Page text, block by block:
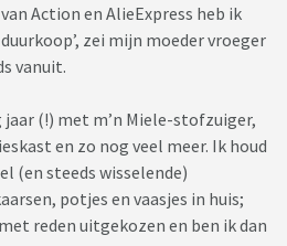
Action en AlieExpress heb ik
zei mijn moeder vroeger
vanuit.
(!) met m’n Miele-stofzuiger,
en zo nog veel meer. Ik houd
(en steeds wisselende)
potjes en vaasjes in huis;
reden uitgekozen en ben ik dan